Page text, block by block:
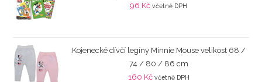
96 Kč včetně DPH
Kojenecké dívčí legíny Minnie Mouse velikost 68 /
74 / 80 / 86 cm
160 Kč včetně DPH